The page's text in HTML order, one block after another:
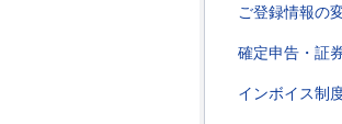
ご登録情報の
確定申告・証
インボイス制